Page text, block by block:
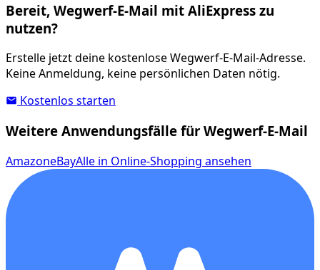
Bereit, Wegwerf-E-Mail mit AliExpress zu
nutzen?
Erstelle jetzt deine kostenlose Wegwerf-E-Mail-Adresse.
Keine Anmeldung, keine persönlichen Daten nötig.
Kostenlos starten
Weitere Anwendungsfälle für Wegwerf-E-Mail
AmazoneBayAlle in Online-Shopping ansehen